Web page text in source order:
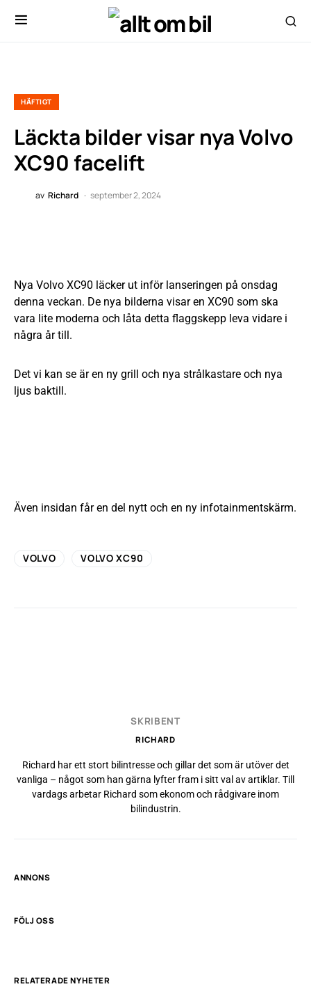
HÄFTIGT
Läckta bilder visar nya Volvo
XC90 facelift
av Richard september 2, 2024
Nya Volvo XC90 läcker ut inför lanseringen på onsdag
denna veckan. De nya bilderna visar en XC90 som ska
vara lite moderna och låta detta flaggskepp leva vidare i
några år till.
Det vi kan se är en ny grill och nya strålkastare och nya
ljus baktill.
Även insidan får en del nytt och en ny infotainmentskärm.
VOLVO VOLVO XC90
SKRIBENT
RICHARD
Richard har ett stort bilintresse och gillar det som är utöver det
vanliga – något som han gärna lyfter fram i sitt val av artiklar. Till
vardags arbetar Richard som ekonom och rådgivare inom
bilindustrin.
ANNONS
FÖLJ OSS
RELATERADE NYHETER